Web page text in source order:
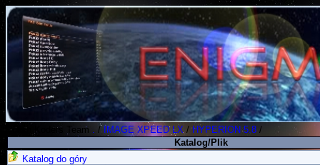
Polish Koders Team /IMAGE XPEED LX /HYPERION 5.8 /
Katalog/Plik
Katalog do góry